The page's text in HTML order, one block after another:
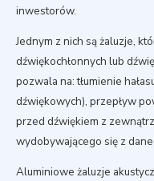
inwestorów.
Jednym z nich są żaluzje,
dźwiękochłonnych lub
pozwala na: tłumienie
dźwiękowych), przepływ
przed dźwiękiem z
wydobywającego się z
Aluminiowe żaluzje